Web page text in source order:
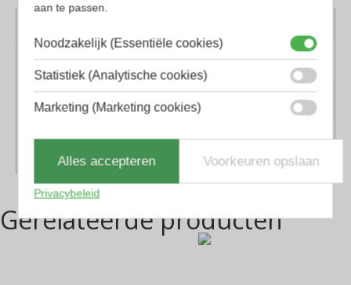
Montuur
materiaal
Kunststof
Lens materiaal
Glas
Vorm
Panto, Rechthoekig
Gerelateerde producten
aan te passen.
Noodzakelijk (Essentiële cookies)
Statistiek (Analytische cookies)
Marketing (Marketing cookies)
Alles accepteren Voorkeuren opslaan
Privacybeleid